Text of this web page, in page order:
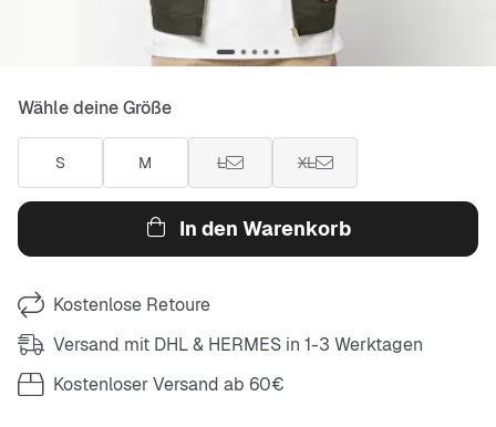
Wähle deine Größe
S M L XL
In den Warenkorb
Kostenlose Retoure
Versand mit DHL & HERMES in 1-3 Werktagen
Kostenloser Versand ab 60€